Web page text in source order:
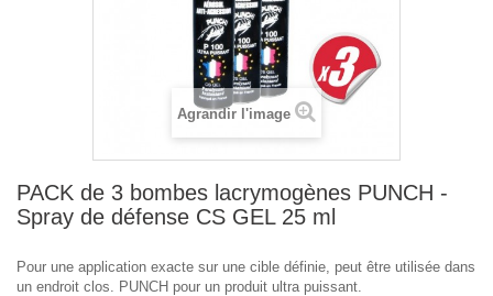
Agrandir l'image
PACK de 3 bombes lacrymogènes PUNCH -
Spray de défense CS GEL 25 ml
Pour une application exacte sur une cible définie, peut être utilisée dans
un endroit clos. PUNCH pour un produit ultra puissant.